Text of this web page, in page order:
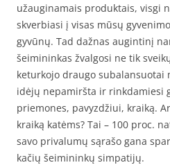
užauginamais produktais, visgi
skverbiasi į visas mūsų
gyvūnų. Tad dažnas augintinį
šeimininkas žvalgosi ne tik
keturkojo draugo subalansuotai
idėjų nepamiršta ir rinkdamiesi
priemones, pavyzdžiui, kraiką.
kraiką katėms? Tai – 100 proc.
savo privalumų sąrašo gana
kačių šeimininkų simpatijų.